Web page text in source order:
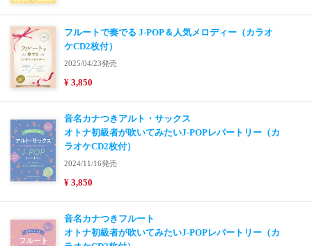
フルートで奏でる J-POP＆人気メロディー（カラオ
ケCD2枚付）
2025/04/23発売
¥ 3,850
音名カナつきアルト・サックス
オトナ初級者が吹いてみたいJ-POPレパートリー（カ
ラオケCD2枚付）
2024/11/16発売
¥ 3,850
音名カナつきフルート
オトナ初級者が吹いてみたいJ-POPレパートリー（カ